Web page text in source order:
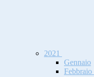
2021
Gennaio
Febbraio